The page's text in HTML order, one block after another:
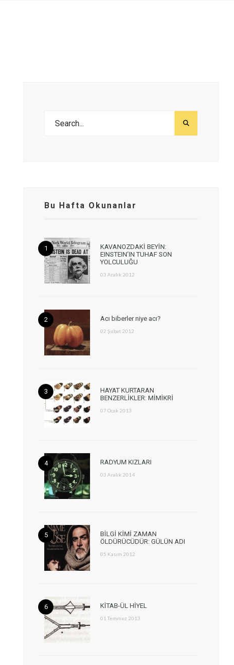
Bu Hafta Okunanlar
KAVANOZDAKİ BEYİN:
EINSTEIN’IN TUHAF SON
YOLCULUĞU
03 Aralık 2012
Acı biberler niye acı?
02 Şubat 2012
HAYAT KURTARAN
BENZERLİKLER: MİMİKRİ
07 Ocak 2013
RADYUM KIZLARI
03 Aralık 2014
BİLGİ KİMİ ZAMAN
ÖLDÜRÜCÜDÜR: GÜLÜN ADI
05 Kasım 2012
KİTAB-ÜL HİYEL
01 Temmuz 2013